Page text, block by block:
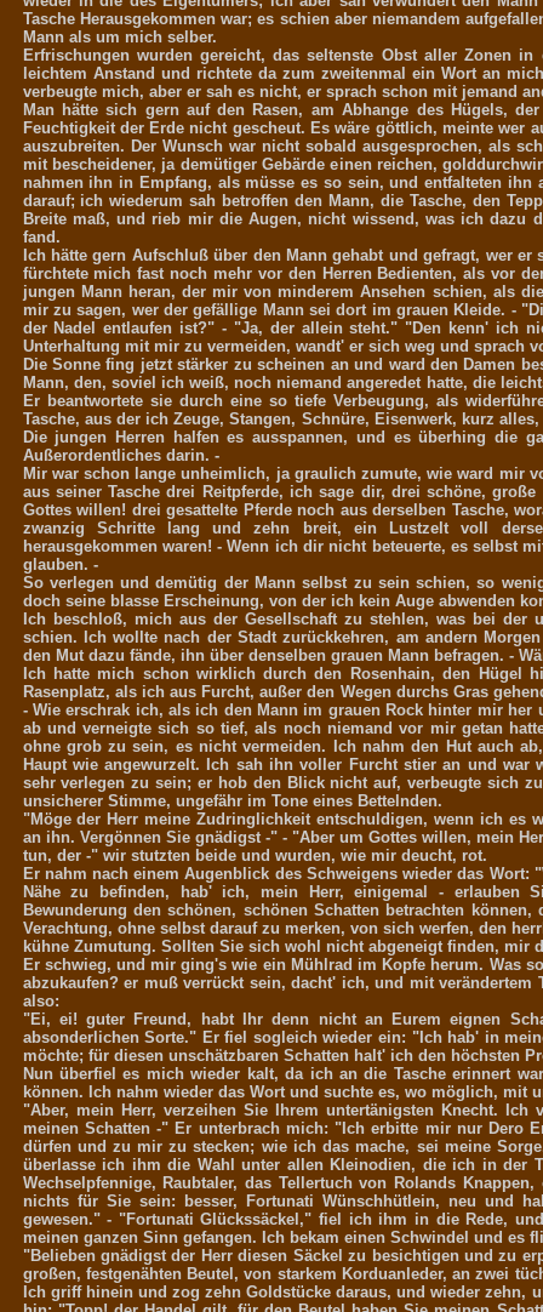
Tasche Herausgekommen war; es schien aber niemandem
Mann als um mich selber.
Erfrischungen wurden gereicht, das seltenste Obst aller Zonen
leichtem Anstand und richtete da zum zweitenmal ein Wort an
verbeugte mich, aber er sah es nicht, er sprach schon mit jemand
Man hätte sich gern auf den Rasen, am Abhange des Hügels,
Feuchtigkeit der Erde nicht gescheut. Es wäre göttlich, meinte wer
auszubreiten. Der Wunsch war nicht sobald ausgesprochen, als
mit bescheidener, ja demütiger Gebärde einen reichen,
nahmen ihn in Empfang, als müsse es so sein, und entfalteten ihn
darauf; ich wiederum sah betroffen den Mann, die Tasche, den
Breite maß, und rieb mir die Augen, nicht wissend, was ich dazu
fand.
Ich hätte gern Aufschluß über den Mann gehabt und gefragt, wer
fürchtete mich fast noch mehr vor den Herren Bedienten, als vor
jungen Mann heran, der mir von minderem Ansehen schien, als
mir zu sagen, wer der gefällige Mann sei dort im grauen Kleide. -
der Nadel entlaufen ist?" - "Ja, der allein steht." "Den kenn' ich
Unterhaltung mit mir zu vermeiden, wandt' er sich weg und sprach
Die Sonne fing jetzt stärker zu scheinen an und ward den Damen
Mann, den, soviel ich weiß, noch niemand angeredet hatte, die
Er beantwortete sie durch eine so tiefe Verbeugung, als
Tasche, aus der ich Zeuge, Stangen, Schnüre, Eisenwerk, kurz
Die jungen Herren halfen es ausspannen, und es überhing die
Außerordentliches darin. -
Mir war schon lange unheimlich, ja graulich zumute, wie ward mir
aus seiner Tasche drei Reitpferde, ich sage dir, drei schöne,
Gottes willen! drei gesattelte Pferde noch aus derselben Tasche,
zwanzig Schritte lang und zehn breit, ein Lustzelt voll
herausgekommen waren! - Wenn ich dir nicht beteuerte, es selbst
glauben. -
So verlegen und demütig der Mann selbst zu sein schien, so
doch seine blasse Erscheinung, von der ich kein Auge abwenden
Ich beschloß, mich aus der Gesellschaft zu stehlen, was bei
schien. Ich wollte nach der Stadt zurückkehren, am andern
den Mut dazu fände, ihn über denselben grauen Mann befragen. -
Ich hatte mich schon wirklich durch den Rosenhain, den Hügel
Rasenplatz, als ich aus Furcht, außer den Wegen durchs Gras
- Wie erschrak ich, als ich den Mann im grauen Rock hinter mir
ab und verneigte sich so tief, als noch niemand vor mir getan
ohne grob zu sein, es nicht vermeiden. Ich nahm den Hut auch
Haupt wie angewurzelt. Ich sah ihn voller Furcht stier an und
sehr verlegen zu sein; er hob den Blick nicht auf, verbeugte sich
unsicherer Stimme, ungefähr im Tone eines Bettelnden.
"Möge der Herr meine Zudringlichkeit entschuldigen, wenn ich es
an ihn. Vergönnen Sie gnädigst -" - "Aber um Gottes willen, mein
tun, der -" wir stutzten beide und wurden, wie mir deucht, rot.
Er nahm nach einem Augenblick des Schweigens wieder das
Nähe zu befinden, hab' ich, mein Herr, einigemal - erlauben
Bewunderung den schönen, schönen Schatten betrachten
Verachtung, ohne selbst darauf zu merken, von sich werfen, den
kühne Zumutung. Sollten Sie sich wohl nicht abgeneigt finden, mir
Er schwieg, und mir ging's wie ein Mühlrad im Kopfe herum. Was
abzukaufen? er muß verrückt sein, dacht' ich, und mit
also:
"Ei, ei! guter Freund, habt Ihr denn nicht an Eurem eignen
absonderlichen Sorte." Er fiel sogleich wieder ein: "Ich hab' in
möchte; für diesen unschätzbaren Schatten halt' ich den höchsten
Nun überfiel es mich wieder kalt, da ich an die Tasche erinnert
können. Ich nahm wieder das Wort und suchte es, wo möglich, mit
"Aber, mein Herr, verzeihen Sie Ihrem untertänigsten Knecht.
meinen Schatten -" Er unterbrach mich: "Ich erbitte mir nur Dero
dürfen und zu mir zu stecken; wie ich das mache, sei meine
überlasse ich ihm die Wahl unter allen Kleinodien, die ich in der
Wechselpfennige, Raubtaler, das Tellertuch von Rolands
nichts für Sie sein: besser, Fortunati Wünschhütlein, neu und
gewesen." - "Fortunati Glückssäckel," fiel ich ihm in die Rede,
meinen ganzen Sinn gefangen. Ich bekam einen Schwindel und es
"Belieben gnädigst der Herr diesen Säckel zu besichtigen und zu
großen, festgenähten Beutel, von starkem Korduanleder, an zwei
Ich griff hinein und zog zehn Goldstücke daraus, und wieder